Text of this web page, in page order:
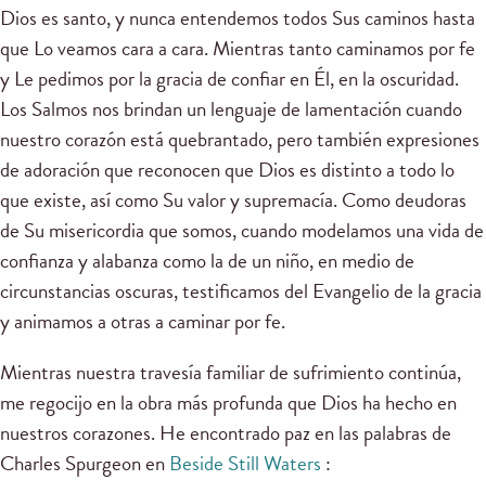
Dios es santo, y nunca entendemos todos Sus caminos hasta
que Lo veamos cara a cara. Mientras tanto caminamos por fe
y Le pedimos por la gracia de confiar en Él, en la oscuridad.
Los Salmos nos brindan un lenguaje de lamentación cuando
nuestro corazón está quebrantado, pero también expresiones
de adoración que reconocen que Dios es distinto a todo lo
que existe, así como Su valor y supremacía. Como deudoras
de Su misericordia que somos, cuando modelamos una vida de
confianza y alabanza como la de un niño, en medio de
circunstancias oscuras, testificamos del Evangelio de la gracia
y animamos a otras a caminar por fe.
Mientras nuestra travesía familiar de sufrimiento continúa,
me regocijo en la obra más profunda que Dios ha hecho en
nuestros corazones. He encontrado paz en las palabras de
Charles Spurgeon en Beside Still Waters :